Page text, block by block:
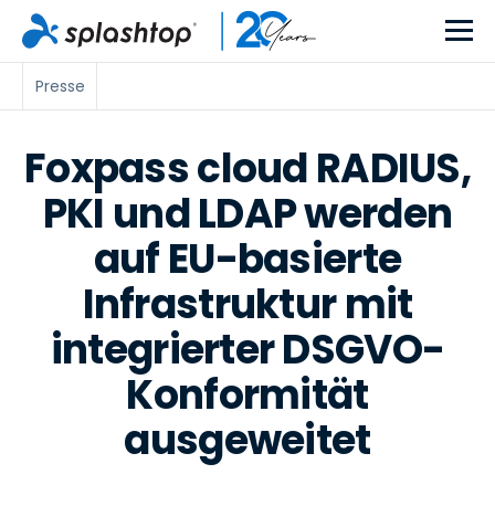
Presse
Foxpass cloud RADIUS,
PKI und LDAP werden
auf EU-basierte
Infrastruktur mit
integrierter DSGVO-
Konformität
ausgeweitet